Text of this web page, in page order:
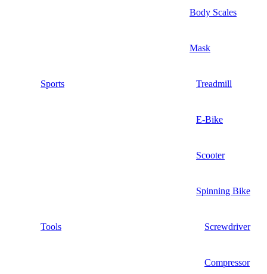
Body Scales
Mask
Sports Treadmill
E-Bike
Scooter
Spinning Bike
Tools Screwdriver
Compressor